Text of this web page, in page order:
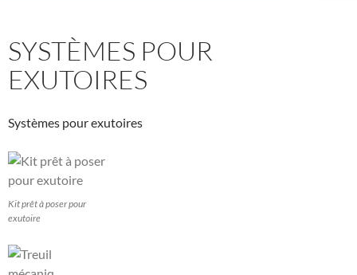
SYSTÈMES POUR
EXUTOIRES
Systèmes pour exutoires
Kit prêt à poser pour
exutoire